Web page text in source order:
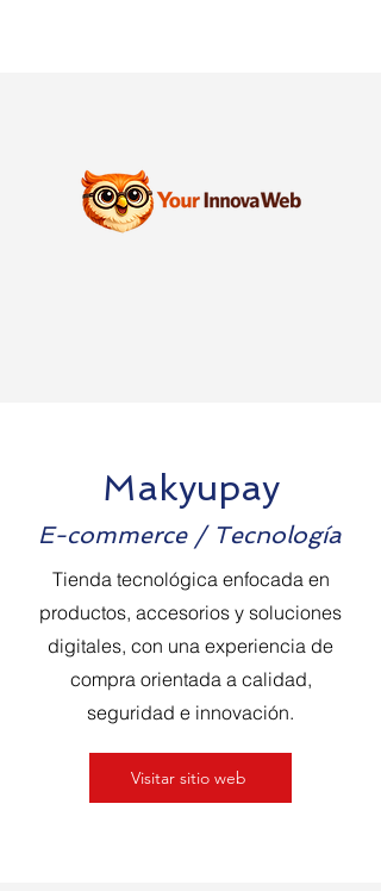
Makyupay
E-commerce / Tecnología
Tienda tecnológica enfocada en
productos, accesorios y soluciones
digitales, con una experiencia de
compra orientada a calidad,
seguridad e innovación.
Visitar sitio web